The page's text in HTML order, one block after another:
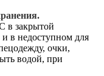
в закрытой
и в недоступном для
очки,
водой, при